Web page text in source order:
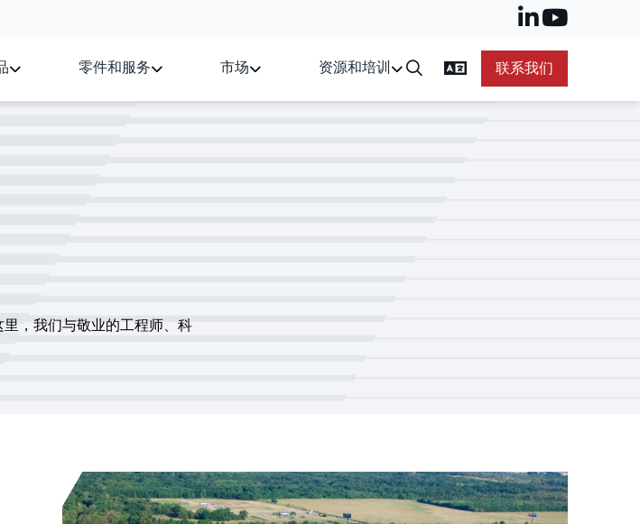
零件和服务 市场 资源和培训 联系我们
，我们与敬业的工程师、科